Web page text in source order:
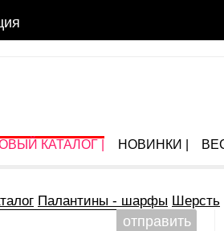
КАТАЛОГ | НОВИНКИ |
Палантины - шарфы Шерсть